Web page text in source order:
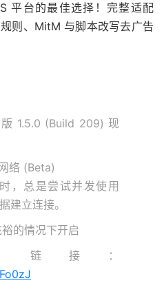
平台的最佳选择！完整适配
则、MitM 与脚本改写去广告
1.5.0 (Build 209) 现
络 (Beta)
，总是尝试并发使用
建立连接。
的情况下开启
链接：